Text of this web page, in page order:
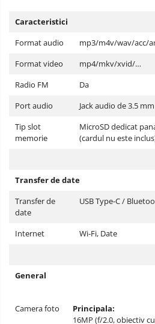
Caracteristici
Format audio
mp3/m4v/wav/acc/
Format video
mp4/mkv/xvid/…
Radio FM
Da
Port audio
Jack audio de 3.5 mm
Tip slot
memorie
MicroSD dedicat
(cardul nu este
Transfer de date
Transfer de
date
USB Type-C /
Internet Wi-Fi, Date
General
Camera foto
Principala:
16MP (f/2.0, obiectiv